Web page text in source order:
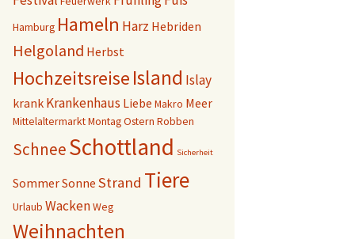
Hamburg Hameln Harz Hebriden
Helgoland Herbst
HochzeitsreiseIsland Islay
krank Krankenhaus Liebe Makro Meer
MittelaltermarktMontagOstern Robben
SchneeSchottland Sicherheit
SommerSonne Strand Tiere
Urlaub WackenWeg
Weihnachten